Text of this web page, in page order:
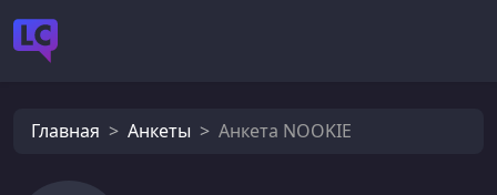
Главная Анкеты Анкета NOOKIE